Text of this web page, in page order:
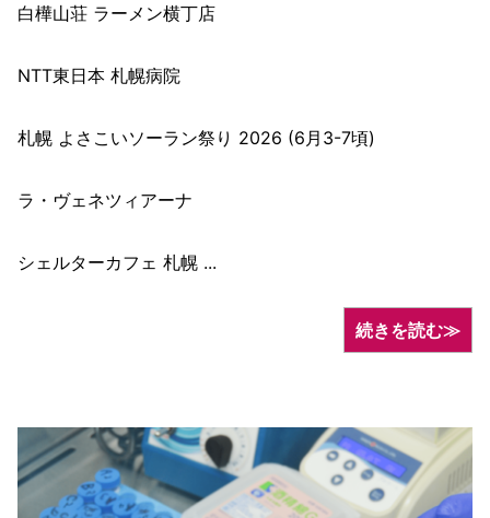
白樺山荘 ラーメン横丁店
NTT東日本 札幌病院
札幌 よさこいソーラン祭り 2026 (6月3-7頃)
ラ・ヴェネツィアーナ
シェルターカフェ 札幌 ...
続きを読む≫